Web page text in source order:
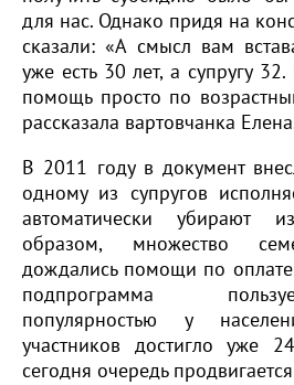
для нас. Однако придя на
сказали: «А смысл вам
уже есть 30 лет, а супругу
помощь просто по
рассказала вартовчанка
В 2011 году в документ
одному из супругов
автоматически убирают
образом, множество
дождались помощи по оплате
подпрограмма
популярностью у
участников достигло уже
сегодня очередь